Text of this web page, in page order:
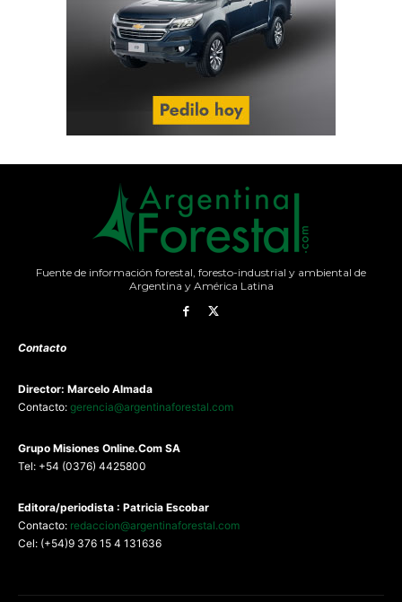
Fuente de información forestal, foresto-industrial y ambiental de
Argentina y América Latina
Contacto
Director: Marcelo Almada
Contacto: gerencia@argentinaforestal.com
Grupo Misiones Online.Com SA
Tel: +54 (0376) 4425800
Editora/periodista : Patricia Escobar
Contacto: redaccion@argentinaforestal.com
Cel: (+54)9 376 15 4 131636